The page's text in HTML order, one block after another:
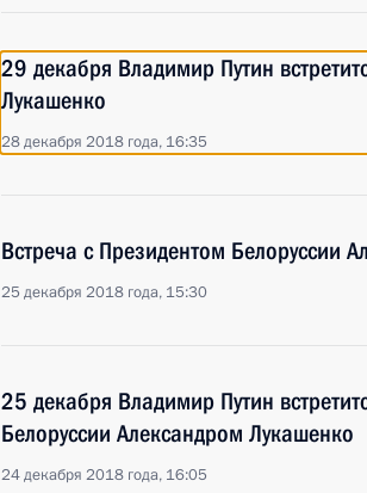
29 декабря Владимир Путин
Лукашенко
28 декабря 2018 года, 16:35
Встреча с Президентом Белоруссии
25 декабря 2018 года, 15:30
25 декабря Владимир Путин
Белоруссии Александром Лукашенко
24 декабря 2018 года, 16:05